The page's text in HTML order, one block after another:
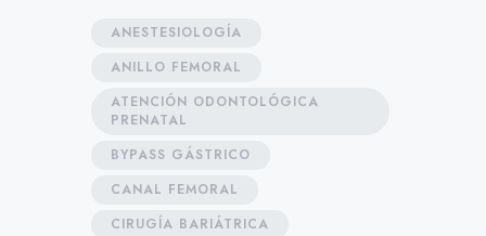
ANESTESIOLOGÍA
ANILLO FEMORAL
ATENCIÓN ODONTOLÓGICA
PRENATAL
BYPASS GÁSTRICO
CANAL FEMORAL
CIRUGÍA BARIÁTRICA